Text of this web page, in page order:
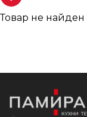
Товар не найден